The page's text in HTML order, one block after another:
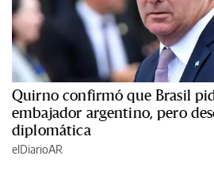
Quirno confirmó que Brasil
embajador argentino, pero
diplomática
elDiarioAR